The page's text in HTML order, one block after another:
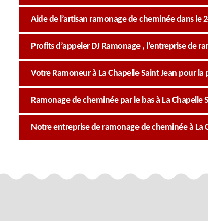
Aide de l’artisan ramonage de cheminée dans le
Profits d’appeler DJ Ramonage , l’entreprise de
Votre Ramoneur à La Chapelle Saint Jean pour
Ramonage de cheminée par le bas à La Chapelle
Notre entreprise de ramonage de cheminée à La